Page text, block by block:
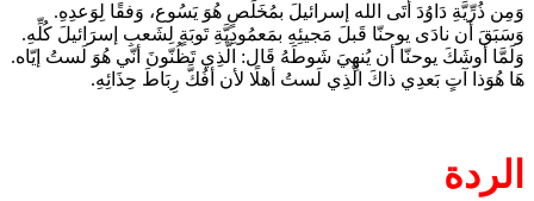
وَمِن ذُرِّيَّةِ دَاوُدَ أتَى الله إسرائيلَ بمُخَلِّصٍ هُوَ يَسُوع، وَفقًا لِوَعدِهِ.
وَسَبَقَ أن نادَى يوحنّا قَبلَ مَجيئِهِ بمَعمُودِيَّةِ تَوبَةٍ لِشَعبِ إسرَائيلَ كُلِّهِ.
وَلَمَّا أوشَكَ يوحنّا أن يُنهِيَ شَوطَهُ قَال: الَّذِي تَظُنّونَ أنّي هُوَ لَستُ إيّاه.
هَا هُوَذا آتٍ بَعدِي ذاكَ الَّذِي لَستُ أهلًا لأن أفُكَّ رِبَاطَ حِذَائِهِ.
الردة